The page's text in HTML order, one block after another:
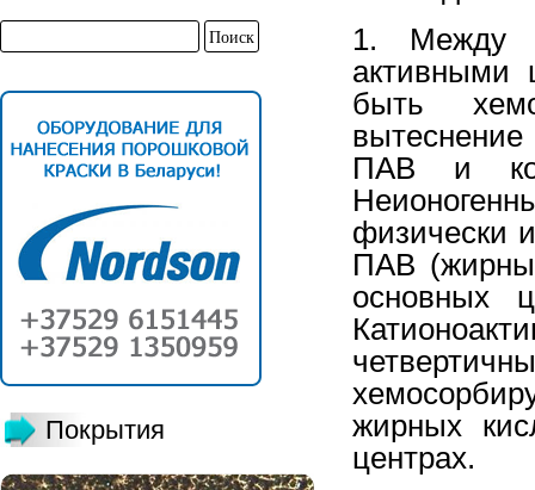
Покрытия
1. Между
активными
быть
ПАВ и
физически
ПАВ
основных
жирных
центрах.